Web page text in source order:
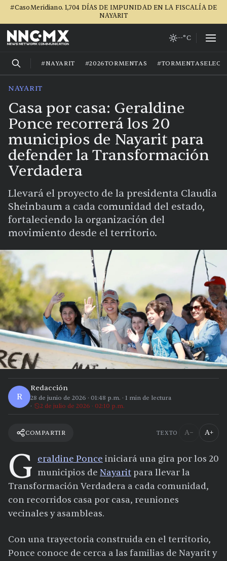
#CasoMeridiano. 1,704 DÍAS DE IMPUNIDAD EN LA FISCALÍA DE
NAYARIT
--°C
#NAYARIT #2026TORMENTAS
NAYARIT
Casa por casa: Geraldine
Ponce recorrerá los 20
municipios de Nayarit para
defender la Transformación
Verdadera
Llevará el proyecto de la presidenta Claudia
Sheinbaum a cada comunidad del estado,
fortaleciendo la organización del
movimiento desde el territorio.
R
Redacción
28 de junio de 2026 · 01:48 p.m. · 1 min de lectura
2 de julio de 2026 · 02:10 p.m.
COMPARTIR TEXTO A− A+
G eraldine Ponce iniciará una gira por los 20
municipios de Nayarit para llevar la
Transformación Verdadera a cada comunidad,
con recorridos casa por casa, reuniones
vecinales y asambleas.
Con una trayectoria construida en el territorio,
Ponce conoce de cerca a las familias de Nayarit y